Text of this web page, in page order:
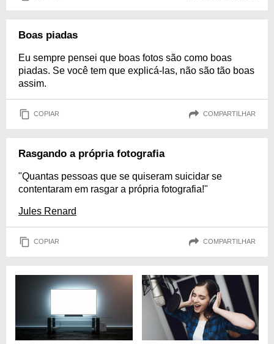
Boas piadas
Eu sempre pensei que boas fotos são como boas
piadas. Se você tem que explicá-las, não são tão boas
assim.
COPIAR COMPARTILHAR
Rasgando a própria fotografia
"Quantas pessoas que se quiseram suicidar se
contentaram em rasgar a própria fotografia!"
Jules Renard
COPIAR COMPARTILHAR